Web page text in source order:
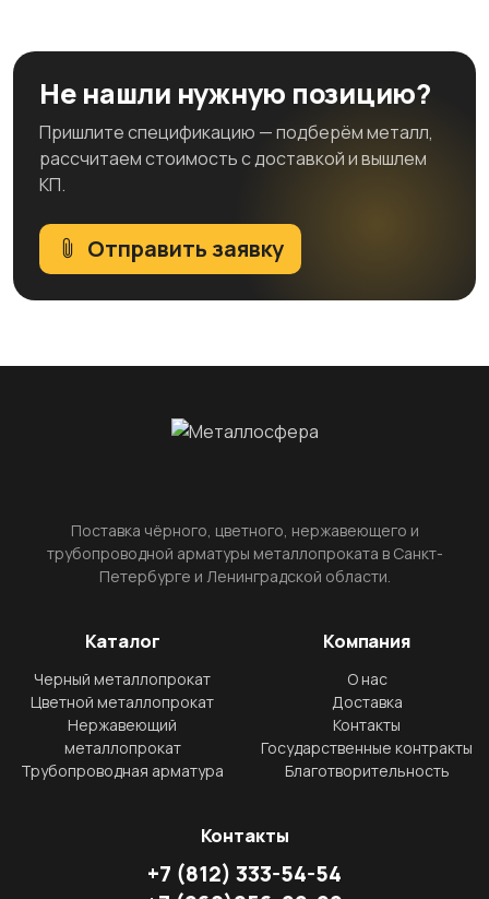
Не нашли нужную позицию?
Пришлите спецификацию — подберём металл,
рассчитаем стоимость с доставкой и вышлем
КП.
Отправить заявку
Поставка чёрного, цветного, нержавеющего и
трубопроводной арматуры металлопроката в Санкт-
Петербурге и Ленинградской области.
Каталог
Черный металлопрокат
Цветной металлопрокат
Нержавеющий
металлопрокат
Трубопроводная арматура
Компания
О нас
Доставка
Контакты
Государственные контракты
Благотворительность
Контакты
+7 (812) 333-54-54